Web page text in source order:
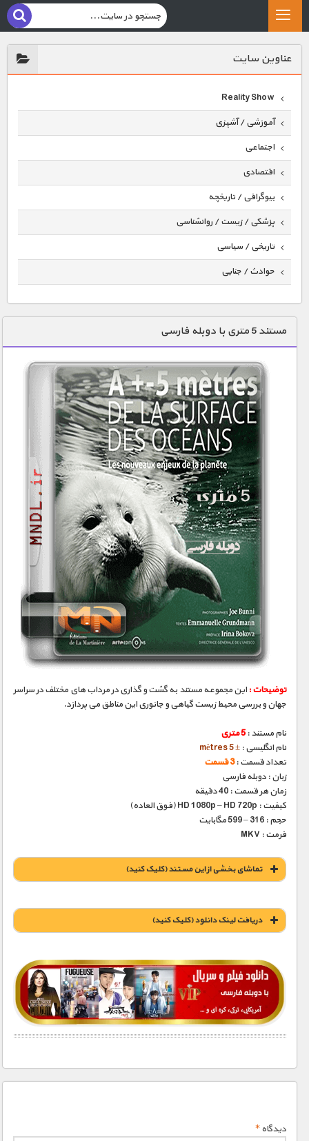
عناوين سايت
Reality Show
آموزشی / آشپزی
اجتماعی
اقتصادی
بیوگرافی / تاریخچه
پزشکی / زیست / روانشناسی
تاریخی / سیاسی
حوادث / جنایی
دنیای خوراکی ها
زمین شناسی / محیط زیست
سازه/ معماری/ مهندسی
سرگرمی
شناخت کودکان
طبیعت
علم و فناوری
فرهنگ / هنر
کیهان / نجوم
گردشگری
ماورایی
مسابقات / ورزشی
مستند های اختصاصی
مستند 5 متری با دوبله فارسی
توضیحات :این مجموعه مستند به گشت و گذاری در مرداب های مختلف در سراسر
جهان و بررسی محیط زیست گیاهی و جانوری این مناطق می پردازد.
نام مستند : 5 متری
نام انگلیسی : ± 5 mètres
تعداد قسمت :3 قسمت
زبان : دوبله فارسی
زمان هر قسمت : 40 دقیقه
کیفیت : HD 1080p – HD 720p (فوق العاده)
حجم : 316 – 599 مگابایت
فرمت : MKV
تماشای بخشی از این مستند (کلیک کنید)
دریافت لينک دانلود (کليک کنيد)
1900 تومان – دانلود قسمت 1 (افزودن به سبد خريد)
1900 تومان – دانلود قسمت 2 (افزودن به سبد خريد)
دیدگاه*